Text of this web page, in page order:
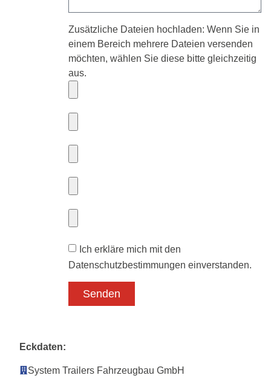
Zusätzliche Dateien hochladen: Wenn Sie in
einem Bereich mehrere Dateien versenden
möchten, wählen Sie diese bitte gleichzeitig
aus.
Ich erkläre mich mit den
Datenschutzbestimmungen einverstanden.
Senden
Eckdaten:
System Trailers Fahrzeugbau GmbH